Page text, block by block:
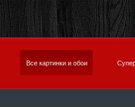
Все картинки и обои